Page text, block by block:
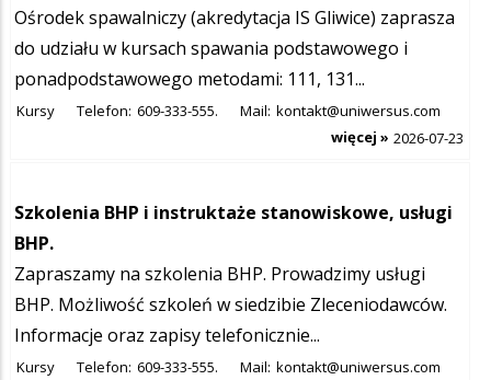
Ośrodek spawalniczy (akredytacja IS Gliwice) zaprasza
do udziału w kursach spawania podstawowego i
ponadpodstawowego metodami: 111, 131...
Kursy Telefon: 609-333-555. Mail: kontakt@uniwersus.com
2026-07-23
więcej »
Szkolenia BHP i instruktaże stanowiskowe, usługi
BHP.
Zapraszamy na szkolenia BHP. Prowadzimy usługi
BHP. Możliwość szkoleń w siedzibie Zleceniodawców.
Informacje oraz zapisy telefonicznie...
Kursy Telefon: 609-333-555. Mail: kontakt@uniwersus.com